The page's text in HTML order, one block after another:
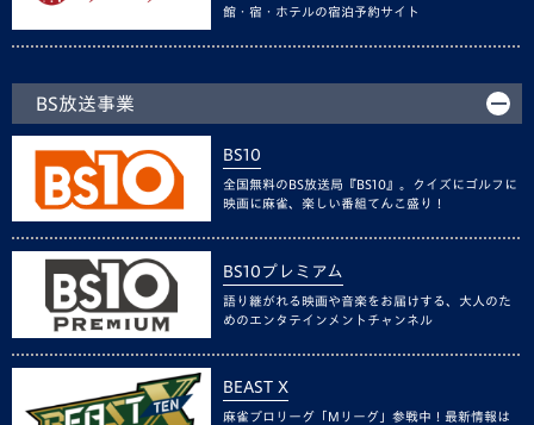
館・宿・ホテルの宿泊予約サイト
BS放送事業
BS10
全国無料のBS放送局『BS10』。クイズにゴルフに
映画に麻雀、楽しい番組てんこ盛り！
BS10プレミアム
語り継がれる映画や音楽をお届けする、大人のた
めのエンタテインメントチャンネル
BEAST X
麻雀プロリーグ「Mリーグ」参戦中！最新情報は